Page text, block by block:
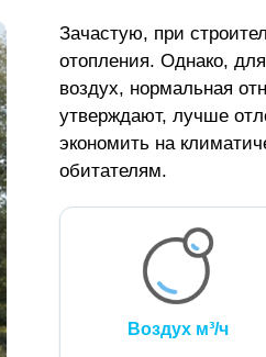
Зачастую, при
отопления. Однако,
воздух, нормальная
утверждают, лучше
экономить на
обитателям.
Воздух м³/ч